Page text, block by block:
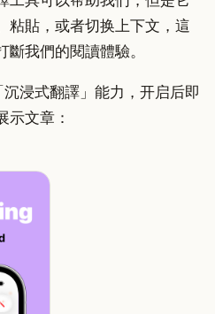
粘貼，或者切换上下文，這
我們的閱讀體驗。
浸式翻譯」能力，开启后即
示文章：